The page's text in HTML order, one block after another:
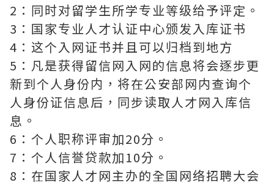
2：同时对留学生所学专业等级给予评定。
3：国家专业人才认证中心颁发入库证书
4：这个入网证书并且可以归档到地方
5：凡是获得留信网入网的信息将会逐步更
新到个人身份内，将在公安部网内查询个
人身份证信息后，同步读取人才网入库信
息。
6：个人职称评审加20分。
7：个人信誉贷款加10分。
8：在国家人才网主办的全国网络招聘大会